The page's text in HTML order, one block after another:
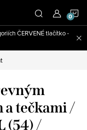
ČERVENÉ tlačítko -
tečkami /
(54) /